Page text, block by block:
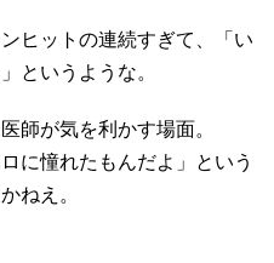
ヒットの連続すぎて、「い
というような。
師が気を利かす場面。
に憧れたもんだよ」という
ねえ。